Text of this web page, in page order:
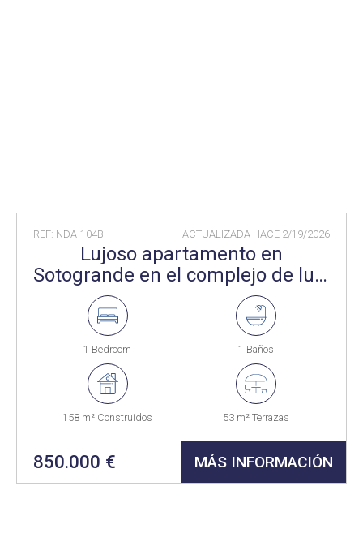
REF: NDA-104B ACTUALIZADA HACE 2/19/2026
Lujoso apartamento en
Sotogrande en el complejo de lujo
Village Verde de La Reserva de
1 Bedroom 1 Baños
158 m² Construidos 53 m² Terrazas
850.000 € MÁS INFORMACIÓN